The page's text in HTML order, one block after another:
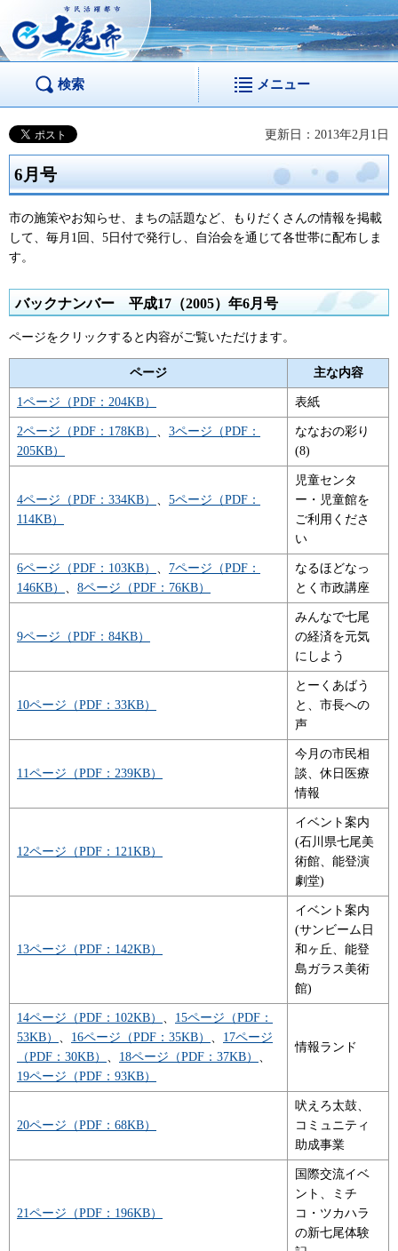
市民活躍都市 七尾
市
検索 メニュー
更新日：2013年2月1日
6月号
市の施策やお知らせ、まちの話題など、もりだくさんの情報を掲載
して、毎月1回、5日付で発行し、自治会を通じて各世帯に配布しま
す。
バックナンバー 平成17（2005）年6月号
ページをクリックすると内容がご覧いただけます。
ページ 主な内容
1ページ（PDF：204KB） 表紙
2ページ（PDF：178KB）
3ページ（PDF：
205KB）
ななおの彩り
(8)
4ページ（PDF：334KB）
5ページ（PDF：
114KB）
児童センタ
ー・児童館を
ご利用くださ
い
6ページ（PDF：103KB）
7ページ（PDF：
146KB）
8ページ（PDF：76KB）
なるほどなっ
とく市政講座
9ページ（PDF：84KB）
みんなで七尾
の経済を元気
にしよう
10ページ（PDF：33KB）
とーくあばう
と、市長への
声
11ページ（PDF：239KB）
今月の市民相
談、休日医療
情報
12ページ（PDF：121KB）
イベント案内
(石川県七尾美
術館、能登演
劇堂)
13ページ（PDF：142KB）
イベント案内
(サンビーム日
和ヶ丘、能登
島ガラス美術
館)
14ページ（PDF：102KB）
15ページ（PDF：
53KB）
16ページ（PDF：35KB）
17ページ
（PDF：30KB）
18ページ（PDF：37KB）
19ページ（PDF：93KB）
情報ランド
20ページ（PDF：68KB）
吠えろ太鼓、
コミュニティ
助成事業
21ページ（PDF：196KB）
国際交流イベ
ント、ミチ
コ・ツカハラ
の新七尾体験